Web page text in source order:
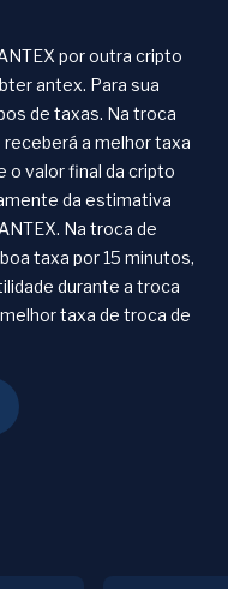
por outra cripto
antex. Para sua
de taxas. Na troca
a melhor taxa
o valor final da cripto
da estimativa
Na troca de
taxa por 15 minutos,
durante a troca
taxa de troca de